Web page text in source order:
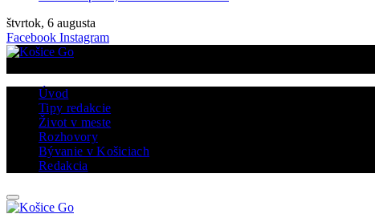
štvrtok, 6 augusta
Facebook Instagram
Úvod
Tipy redakcie
Život v meste
Rozhovory
Bývanie v Košiciach
Redakcia